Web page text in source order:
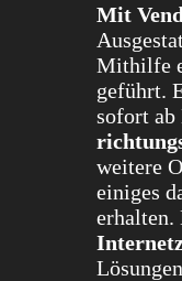
Mit
Mithilfe
geführt.
sofort ab
weitere
einiges
erhalten.